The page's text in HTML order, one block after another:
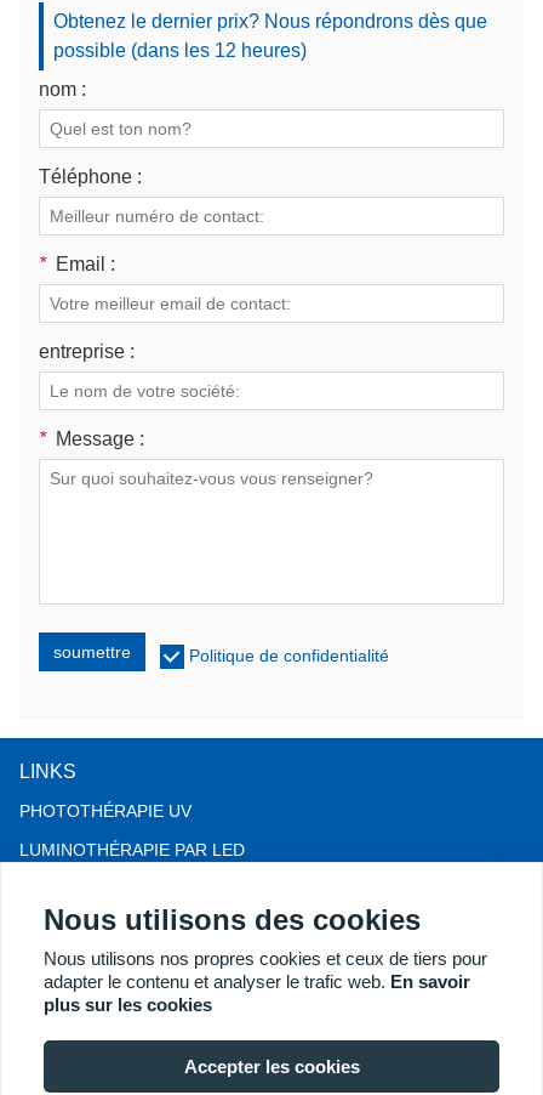
Obtenez le dernier prix? Nous répondrons dès que
possible (dans les 12 heures)
nom :
Téléphone :
* Email :
entreprise :
* Message :
soumettre Politique de confidentialité
LINKS
PHOTOTHÉRAPIE UV
LUMINOTHÉRAPIE PAR LED
COLPOSCOPE
PLUS DE PRODUITS
Copyright® 2018 Kernel Medical Equipment Co.,LTD. Adresse de
may@kernelmed.com
Nous utilisons des cookies
Nous utilisons nos propres cookies et ceux de tiers pour
adapter le contenu et analyser le trafic web. En savoir
plus sur les cookies
Accepter les cookies